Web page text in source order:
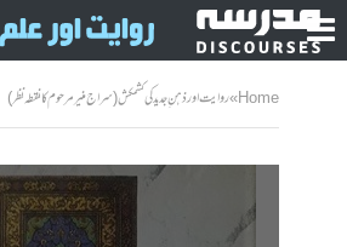
Home
»روایت اور ذہن ِ جدید کی کشمکش (سراج منیر مرحوم کا نقطہ نظر )